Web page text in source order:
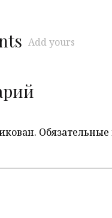
Add yours